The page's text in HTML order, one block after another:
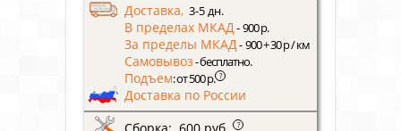
Доставка, 3-5 дн.
В пределах МКАД- 900 р.
За пределы МКАД- 900 + 30 р / км
Самовывоз- бесплатно.
Подъем: от 500 р. ?
Доставка по России
?